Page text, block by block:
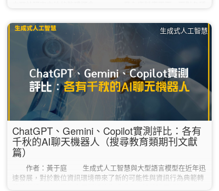
「Sage Research Methods」，接著再點選頁面上方頁籤的
「Tools」，下拉選單中有四個項目： 第一項：Methods Map
以視覺化的方式，利用broader…
生成式人工智慧
ChatGPT、Gemini、Copilot實測評比：各有
千秋的AI聊天機器人（搜尋教育類期刊文獻
篇）
作者：黃于庭 生成式人工智慧與大型語言模型在近年迅
速發展，對於數位資訊環境帶來了新的可能性與資訊行為典範轉